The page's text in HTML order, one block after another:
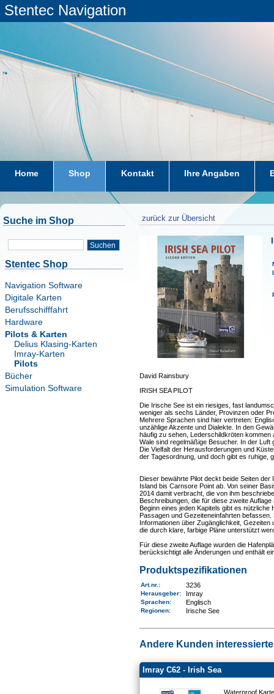
Stentec Navigation
Home Shop Kontakt Ihre Angaben
Suche im Shop
Suchen
Stentec Shop
Navigation Software
Digitale Karten
Berufsschifffahrt
Hardware
Pilots & Karten
Delius Klasing-Karten
Imray-Karten
Pilots
Bücher
Simulation Software
zurück zur Übersicht
David Rainsbury
IRISH SEA PILOT
Die Irische See ist ein riesiges, fast
weniger als sechs Länder, Provinzen oder
Mehrere Sprachen sind hier vertreten:
unzählige Akzente und Dialekte. In den
häufig zu sehen, Lederschildkröten
Wale sind regelmäßige Besucher. In der Luft
Die Vielfalt der Herausforderungen und
der Tagesordnung, und doch gibt es ruhige,
Dieser bewährte Pilot deckt beide Seiten
Island bis Carnsore Point ab. Von seiner
2014 damit verbracht, die von ihm
Beschreibungen, die für diese zweite
Beginn eines jeden Kapitels gibt es
Passagen und Gezeiteneinfahrten
Informationen über Zugänglichkeit,
die durch klare, farbige Pläne unterstützt
Für diese zweite Auflage wurden die
berücksichtigt alle Änderungen und enthält
Produktspezifikationen
Art.nr. : 3236
Herausgeber: Imray
Sprachen: Englisch
Regionen: Irische See
Andere Kunden
Imray C62 - Irish Sea
Waterproof